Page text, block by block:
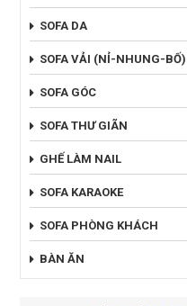
SOFA DA
SOFA VẢI (NỈ-NHUNG-BỐ)
SOFA GÓC
SOFA THƯ GIÃN
GHẾ LÀM NAIL
SOFA KARAOKE
SOFA PHÒNG KHÁCH
BÀN ĂN